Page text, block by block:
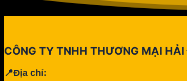
CÔNG TY TNHH THƯƠNG MẠI
📍Địa chỉ: